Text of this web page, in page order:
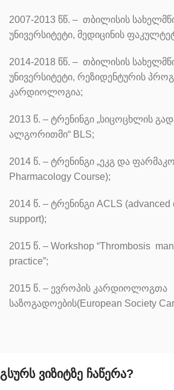
2007-2013 წწ. – თბილისის
უნივერსიტეტი, მედიცინის
2014-2018 წწ. – თბილისის
უნივერსიტეტი, რეზიდენტურის
კარდიოლოგია;
2013 წ. – ტრენინგი „სიცოცხლის
ალგორითმი“ BLS;
2014 წ. – ტრენინგი „ეკგ და
Pharmacology Course);
2014 წ. – ტრენინგი ACLS (advanced
support);
2015 წ. – Workshop “Thrombosis
practice”;
2015 წ. – ევროპის კარდიოლოგთა
საზოგადოების(European Society
გსურს ვიზიტზე ჩაწერა?